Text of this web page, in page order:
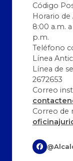
Código
Horario de
8:00 a.m.
p.m.
Teléfono
Línea
Línea de
2672653
Correo
Correo de